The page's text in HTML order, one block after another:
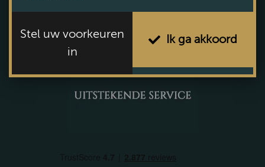
Stel uw voorkeuren
in
Ik ga akkoord